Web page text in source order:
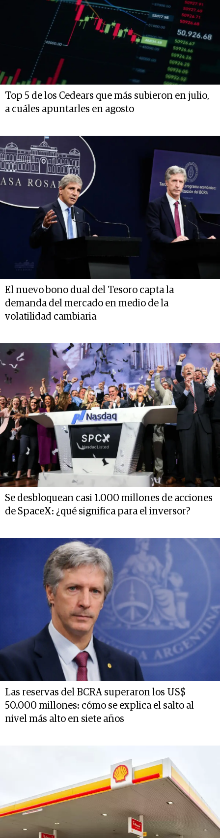
Top 5 de los Cedears que más subieron en julio,
a cuáles apuntarles en agosto
El nuevo bono dual del Tesoro capta la
demanda del mercado en medio de la
volatilidad cambiaria
Se desbloquean casi 1.000 millones de acciones
de SpaceX: ¿qué significa para el inversor?
Las reservas del BCRA superaron los US$
50.000 millones: cómo se explica el salto al
nivel más alto en siete años